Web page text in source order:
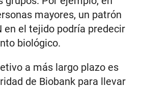
mayores, un patrón
en el tejido podría predecir
biológico.
a más largo plazo es
de Biobank para llevar